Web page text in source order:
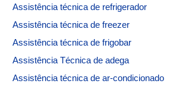
Assistência técnica de refrigerador
Assistência técnica de freezer
Assistência técnica de frigobar
Assistência Técnica de adega
Assistência técnica de ar-condicionado